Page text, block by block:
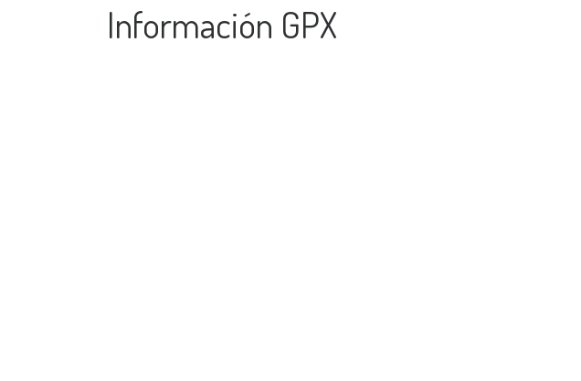
Información GPX